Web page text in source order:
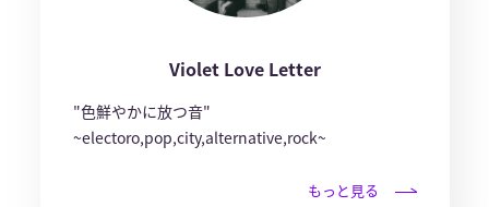
Violet Love Letter
"色鮮やかに放つ音"
~electoro,pop,city,alternative,rock~
もっと見る